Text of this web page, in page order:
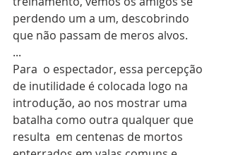
perdendo um a um, descobrindo
que não passam de meros alvos.
...
Para  o espectador, essa percepção
de inutilidade é colocada logo na
introdução, ao nos mostrar uma
batalha como outra qualquer que
resulta  em centenas de mortos